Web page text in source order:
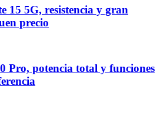
15 5G, resistencia y gran
precio
Pro, potencia total y funciones